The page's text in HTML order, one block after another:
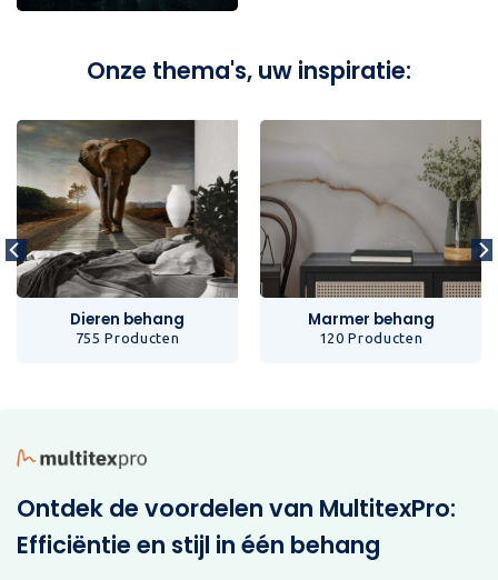
Onze thema's, uw inspiratie:
Dieren behang
755 Producten
Marmer behang
120 Producten
Ontdek de voordelen van MultitexPro:
Efficiëntie en stijl in één behang